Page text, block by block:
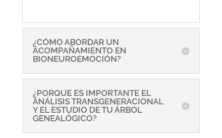
¿CÓMO ABORDAR UN
ACOMPAÑAMIENTO EN
BIONEUROEMOCIÓN?
¿PORQUE ES IMPORTANTE EL
ANÁLISIS TRANSGENERACIONAL
Y EL ESTUDIO DE TU ÁRBOL
GENEALÓGICO?